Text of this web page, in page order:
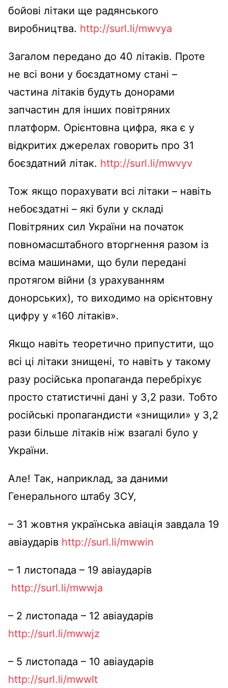
бойові літаки ще радянського
виробництва. http://surl.li/mwvya
Загалом передано до 40 літаків. Проте
не всі вони у боєздатному стані –
частина літаків будуть донорами
запчастин для інших повітряних
платформ. Орієнтовна цифра, яка є у
відкритих джерелах говорить про 31
боєздатний літак. http://surl.li/mwvyv
Тож якщо порахувати всі літаки – навіть
небоєздатні – які були у складі
Повітряних сил України на початок
повномасштабного вторгнення разом із
всіма машинами, що були передані
протягом війни (з урахуванням
донорських), то виходимо на орієнтовну
цифру у «160 літаків».
Якщо навіть теоретично припустити, що
всі ці літаки знищені, то навіть у такому
разу російська пропаганда перебріхує
просто статистичні дані у 3,2 рази. Тобто
російські пропагандисти «знищили» у 3,2
рази більше літаків ніж взагалі було у
України.
Але! Так, наприклад, за даними
Генерального штабу ЗСУ,
– 31 жовтня українська авіація завдала 19
авіаударів http://surl.li/mwwin
– 1 листопада – 19 авіаударів
http://surl.li/mwwja
– 2 листопада – 12 авіаударів
http://surl.li/mwwjz
– 5 листопада – 10 авіаударів
http://surl.li/mwwlt